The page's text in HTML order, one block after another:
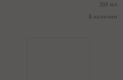
200 мл
В наличии